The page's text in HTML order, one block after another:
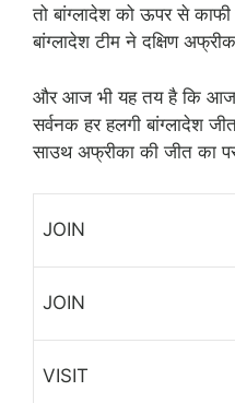
तो बांग्लादेश को ऊपर से काफी
बांग्लादेश टीम ने दक्षिण
और आज भी यह तय है कि आज
सर्वनक हर हलगी बांग्लादेश
साउथ अफ्रीका की जीत का
JOIN
JOIN
VISIT